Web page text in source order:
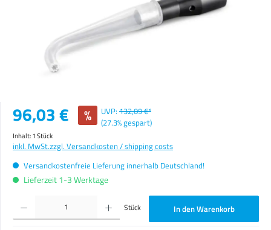
Verkaufspreis:
96,03 € % UVP: 132,09 €*
(27.3% gespart)
Inhalt:1 Stück
inkl. MwSt.zzgl. Versandkosten / shipping costs
Versandkostenfreie Lieferung innerhalb Deutschland!
Lieferzeit 1-3 Werktage
Produkt Anzahl: Gib den gewünschten Wert ein oder benutze die Schaltflächen um die Anzahl zu
Stück In den Warenkorb